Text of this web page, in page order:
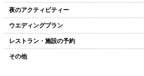
夜のアクティビティー
ウエディングプラン
レストラン・施設の予約
その他